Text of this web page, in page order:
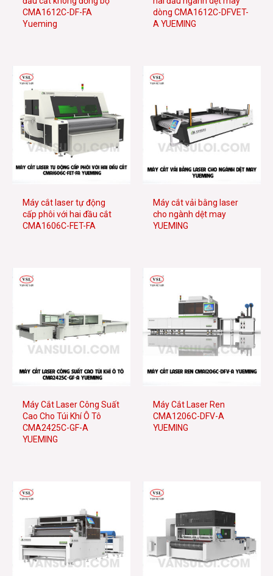
CMA1612C-DF-FA
Yueming
dòng CMA1612C-DFVET-
A YUEMING
Máy cắt laser tự động
cấp phôi với hai đầu cắt
CMA1606C-FET-FA
Máy cắt vải bằng laser
cho ngành dệt may
YUEMING
Máy Cắt Laser Công Suất
Cao Cho Túi Khí Ô Tô
CMA2425C-GF-A
YUEMING
Máy Cắt Laser Ren
CMA1206C-DFV-A
YUEMING